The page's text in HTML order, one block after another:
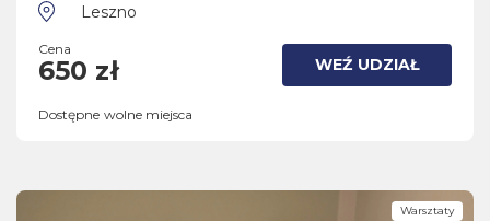
Leszno
Cena
650 zł WEŹ UDZIAŁ
Dostępne wolne miejsca
Warsztaty